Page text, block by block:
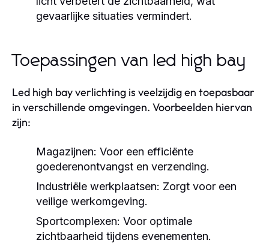
gevaarlijke situaties vermindert.
Toepassingen van led high bay
Led high bay verlichting is veelzijdig en toepasbaar
in verschillende omgevingen. Voorbeelden hiervan
zijn:
Magazijnen: Voor een efficiënte
goederenontvangst en verzending.
Industriële werkplaatsen: Zorgt voor een
veilige werkomgeving.
Sportcomplexen: Voor optimale
zichtbaarheid tijdens evenementen.